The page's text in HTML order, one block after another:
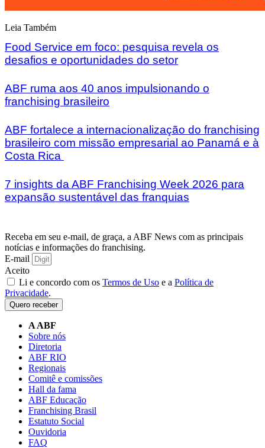
Leia Também
Food Service em foco: pesquisa revela os
desafios e oportunidades do setor
ABF ruma aos 40 anos impulsionando o
franchising brasileiro
ABF fortalece a internacionalização do franchising
brasileiro com missão empresarial ao Panamá e à
Costa Rica
7 insights da ABF Franchising Week 2026 para
expansão sustentável das franquias
Receba em seu e-mail, de graça, a ABF News com as principais
notícias e informações do franchising.
E-mail
Aceito
Li e concordo com os Termos de Uso e a Política de
Privacidade.
Quero receber
A ABF
Sobre nós
Diretoria
ABF RIO
Regionais
Comitê e comissões
Hall da fama
ABF Educação
Franchising Brasil
Estatuto Social
Ouvidoria
FAQ